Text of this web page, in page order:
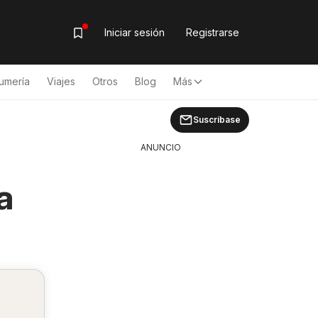
Iniciar sesión Registrarse
Viajes Otros Blog Más
Suscríbase
ANUNCIO